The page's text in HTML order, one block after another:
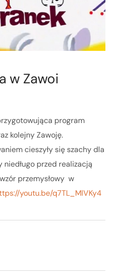
w Zawoi
program
kolejny Zawoję.
cieszyły się szachy dla
niedługo przed realizacją
przemysłowy w
youtu.be/q7TL_MlVKy4